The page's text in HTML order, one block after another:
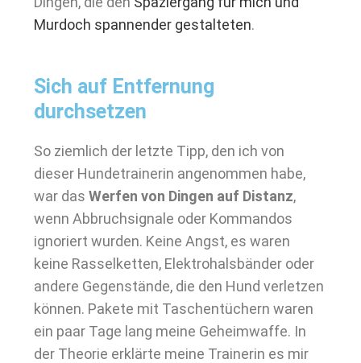
Murdoch spannender gestalteten.
Sich auf Entfernung
durchsetzen
So ziemlich der letzte Tipp, den ich von
dieser Hundetrainerin angenommen habe,
war das Werfen von Dingen auf Distanz,
wenn Abbruchsignale oder Kommandos
ignoriert wurden. Keine Angst, es waren
keine Rasselketten, Elektrohalsbänder oder
andere Gegenstände, die den Hund verletzen
können. Pakete mit Taschentüchern waren
ein paar Tage lang meine Geheimwaffe. In
der Theorie erklärte meine Trainerin es mir